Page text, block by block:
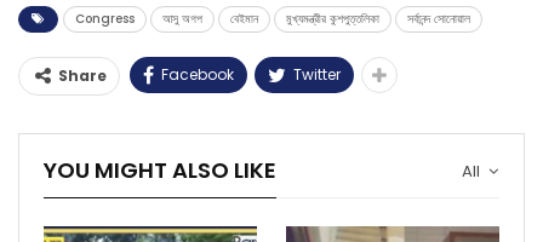
Congress আসু অগপ বেইমান মুখ্যমন্ত্রীর কুশপুত্তলিকা সর্বানন্দ সোনোয়াল
Share Facebook Twitter
All
YOU MIGHT ALSO LIKE